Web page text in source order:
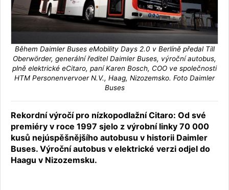
Během Daimler Buses eMobility Days 2.0 v Berlíně předal Till
Oberwörder, generální ředitel Daimler Buses, výroční autobus,
plně elektrické eCitaro, paní Karen Bosch, COO ve společnosti
HTM Personenvervoer N.V., Haag, Nizozemsko. Foto Daimler
Buses
Rekordní výročí pro nízkopodlažní Citaro: Od své
premiéry v roce 1997 sjelo z výrobní linky 70 000
kusů nejúspěšnějšího autobusu v historii Daimler
Buses. Výroční autobus v elektrické verzi odjel do
Haagu v Nizozemsku.